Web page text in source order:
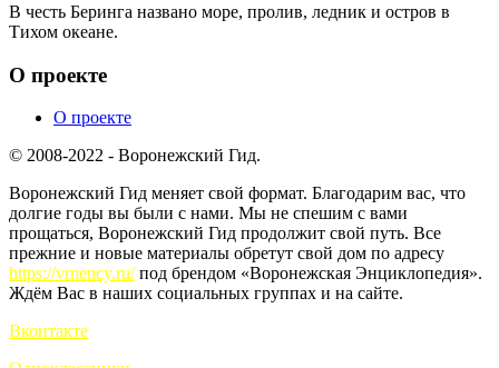
В честь Беринга названо море, пролив, ледник и остров в
Тихом океане.
О проекте
О проекте
© 2008-2022 - Воронежский Гид.
Воронежский Гид меняет свой формат. Благодарим вас, что
долгие годы вы были с нами. Мы не спешим с вами
прощаться, Воронежский Гид продолжит свой путь. Все
прежние и новые материалы обретут свой дом по адресу
https://vrnency.ru/под брендом «Воронежская Энциклопедия».
Ждём Вас в наших социальных группах и на сайте.
Вконтакте